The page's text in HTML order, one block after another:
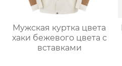
Мужская куртка цвета
хаки бежевого цвета с
вставками